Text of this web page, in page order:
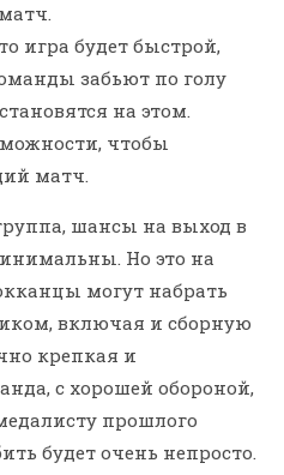
игра будет быстрой,
забьют по голу
на этом.
чтобы
матч.
шансы на выход в
Но это на
могут набрать
включая и сборную
крепкая и
с хорошей обороной,
прошлого
будет очень непросто.